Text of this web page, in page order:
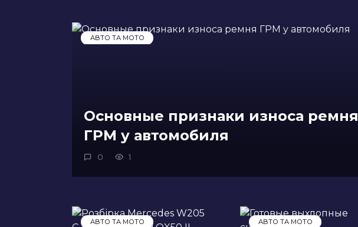
АВТО ТА МОТО
Основные признаки износа ремня
ГРМ у автомобиля
0 1
АВТО ТА МОТО АВТО ТА МОТО